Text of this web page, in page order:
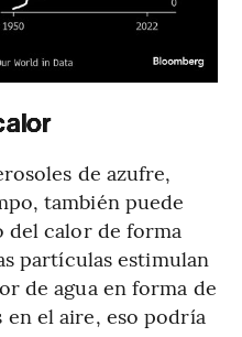
de azufre,
también puede
calor de forma
partículas estimulan
de agua en forma de
en el aire, eso podría